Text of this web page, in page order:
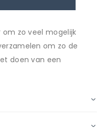
zo veel mogelijk
om zo de
doen van een